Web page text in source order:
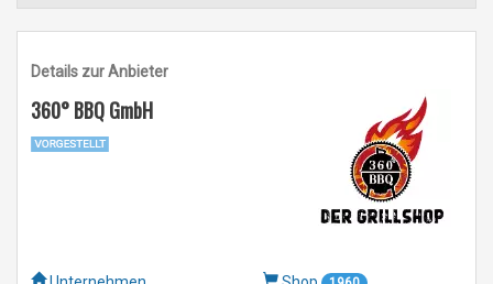
Details zur Anbieter
360° BBQ GmbH